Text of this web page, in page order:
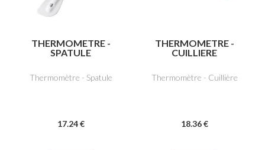
THERMOMETRE -
SPATULE
Thermomètre - Spatule
17.24 €
THERMOMETRE -
CUILLIERE
Thermomètre - Cuillière
18.36 €